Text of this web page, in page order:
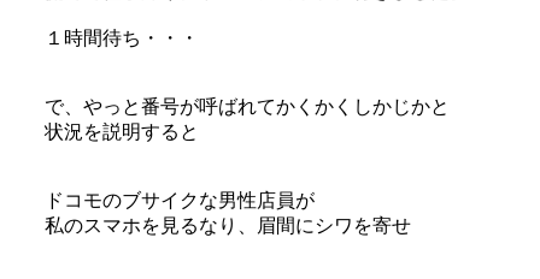
１時間待ち・・・
で、やっと番号が呼ばれてかくかくしかじかと
状況を説明すると
ドコモのブサイクな男性店員が
私のスマホを見るなり、眉間にシワを寄せ